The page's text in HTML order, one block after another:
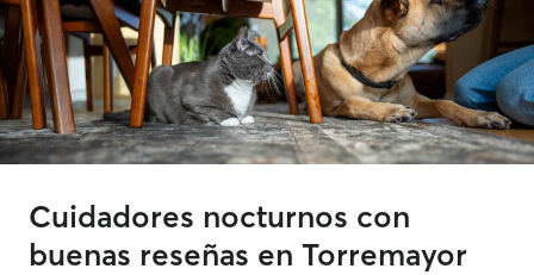
Cuidadores nocturnos con
buenas reseñas en Torremayor